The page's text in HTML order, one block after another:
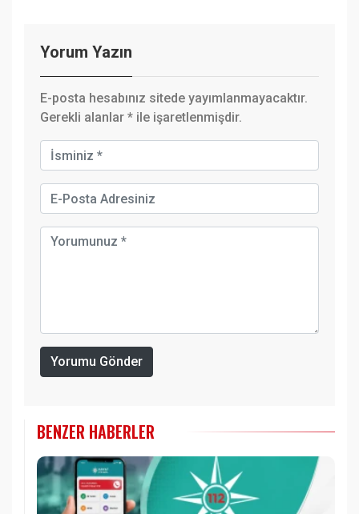
Yorum Yazın
E-posta hesabınız sitede yayımlanmayacaktır.
Gerekli alanlar * ile işaretlenmişdir.
Yorumu Gönder
BENZER HABERLER